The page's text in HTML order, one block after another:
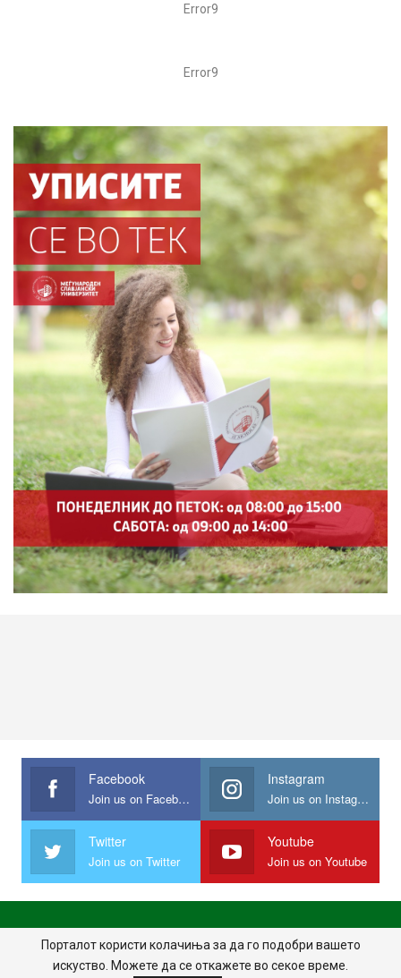
Error9
Error9
Facebook
Join us on Facebook
Instagram
Join us on Instagram
Twitter
Join us on Twitter
Youtube
Join us on Youtube
ПОЧЕТНА ПОЛИТИКА НА ПРИВАТНОСТ
ИМПРЕСУМ
ПРАВИЛА НА КОРИСТЕЊЕ
Порталот користи колачиња за да го подобри вашето
искуство. Можете да се откажете во секое време.